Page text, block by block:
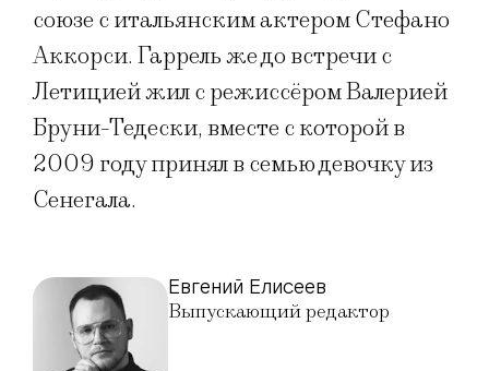
союзе с итальянским актером Стефано
Аккорси. Гаррель же до встречи с
Летицией жил с режиссёром Валерией
Бруни-Тедески, вместе с которой в
2009 году принял в семью девочку из
Сенегала.
Евгений Елисеев
Выпускающий редактор